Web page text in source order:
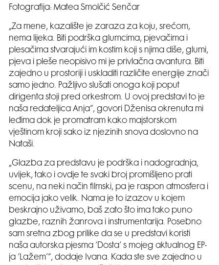
Fotografija: Matea Smolčić Senčar
„Za mene, kazalište je zaraza za koju, srećom,
nema lijeka. Biti podrška glumcima, pjevačima i
plesačima stvarajući im kostim koji s njima diše, glumi,
pjeva i pleše neopisivo mi je privlačna avantura. Biti
zajedno u prostoriji i uskladiti različite energije znači
samo jedno. Pažljivo slušati onoga koji poput
dirigenta stoji pred orkestrom. U ovoj predstavi to je
naša redateljica Anja“, govori Dženisa okrenuta mi
leđima dok je promatram kako majstorskom
vještinom kroji sako iz njezinih snova doslovno na
Nataši.
„Glazba za predstavu je podrška i nadogradnja,
uvijek, tako i ovdje te svaki broj promišljeno prati
scenu, na neki način filmski, pa je raspon atmosfera i
emocija jako velik. Nama je to izazov u kojem
beskrajno uživamo, baš zato što ima tako puno
glazbe, raznih žanrova i instrumentarija. Posebno
sam sretna zbog prilike da se u predstavi koristi
naša autorska pjesma ‘Dosta’ s mojeg aktualnog EP-
ja ‘Lažem’“, dodaje Ivana. Kada ste sve zajedno u